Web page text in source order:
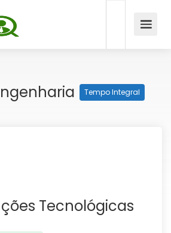
Tempo Integral
Tecnológicas